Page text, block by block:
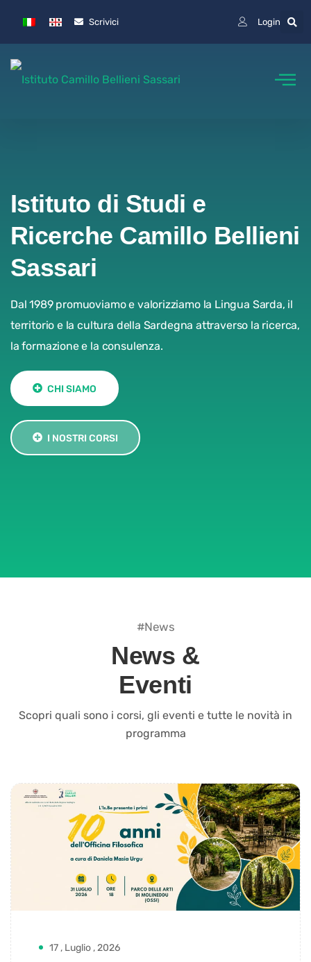
Scrivici Login
Istituto di Studi e
Ricerche Camillo Bellieni
Sassari
Dal 1989 promuoviamo e valorizziamo la Lingua Sarda, il
territorio e la cultura della Sardegna attraverso la ricerca,
la formazione e la consulenza.
CHI SIAMO
I NOSTRI CORSI
#News
News &
Eventi
Scopri quali sono i corsi, gli eventi e tutte le novità in
programma
17 , Luglio , 2026